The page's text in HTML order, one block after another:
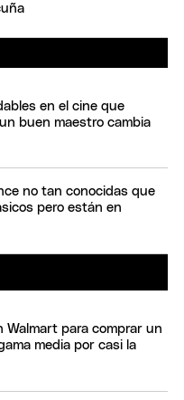
en el cine que
buen maestro cambia
no tan conocidas que
pero están en
Walmart para comprar un
media por casi la